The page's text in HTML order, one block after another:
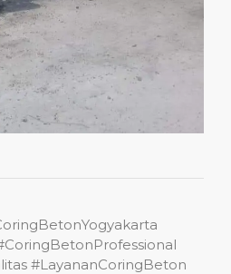
#LayananCoringBeton